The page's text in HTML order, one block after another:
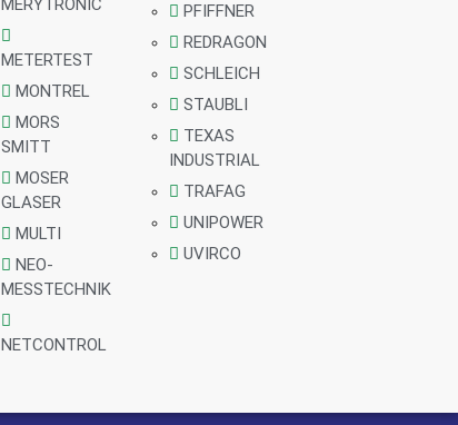
MERYTRONIC
METERTEST
MONTREL
MORS
SMITT
MOSER
GLASER
MULTI
NEO-
MESSTECHNIK
NETCONTROL
PFIFFNER
REDRAGON
SCHLEICH
STAUBLI
TEXAS
INDUSTRIAL
TRAFAG
UNIPOWER
UVIRCO